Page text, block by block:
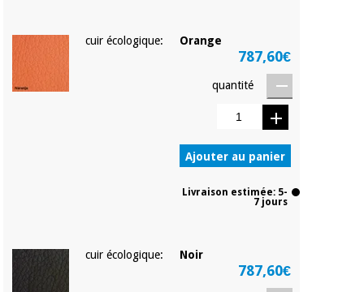
cuir écologique: Orange
787,60€
quantité
Ajouter au panier
Livraison estimée: 5-
7 jours
cuir écologique: Noir
787,60€